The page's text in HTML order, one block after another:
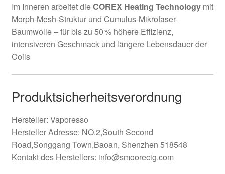
Im Inneren arbeitet dieCOREX Heating Technologymit
Morph-Mesh-Struktur und Cumulus-Mikrofaser-
Baumwolle – für bis zu 50 % höhere Effizienz,
intensiveren Geschmack und längere Lebensdauer der
Coils
Produktsicherheitsverordnung
Hersteller: Vaporesso
Hersteller Adresse: NO.2,South Second
Road,Songgang Town,Baoan, Shenzhen 518548
Kontakt des Herstellers: info@smoorecig.com